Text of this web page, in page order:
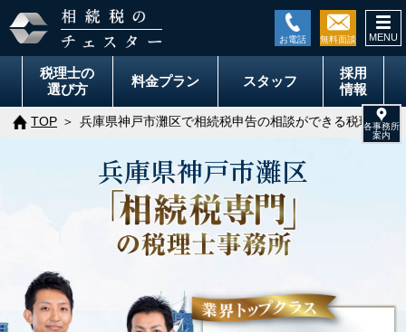
税理士の
選び方
料金プラン スタッフ
採用
情報
TOP 兵庫県神戸市灘区で相続税申告の相談ができる税理士事
兵庫県神戸市灘区